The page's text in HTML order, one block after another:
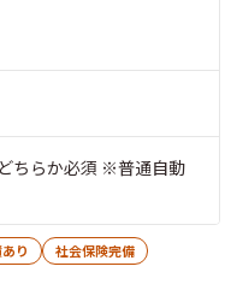
らか必須 ※普通自動
り
社会保険完備